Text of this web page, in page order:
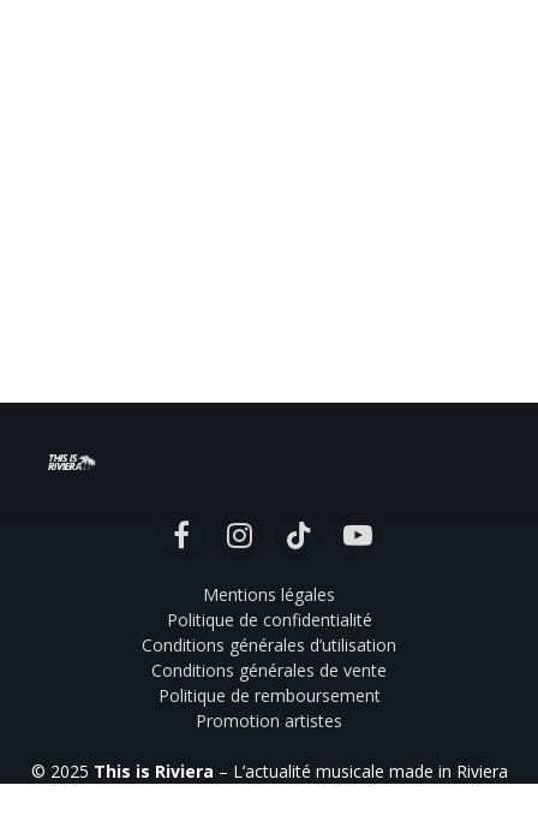
FacebookInstagramTikTok YouTube
Mentions légales
Politique de confidentialité
Conditions générales d’utilisation
Conditions générales de vente
Politique de remboursement
Promotion artistes
© 2025 This is Riviera – L’actualité musicale made in Riviera